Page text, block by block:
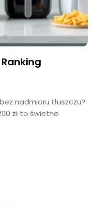
nadmiaru tłuszczu?
zł to świetne